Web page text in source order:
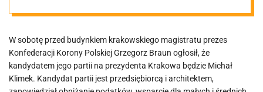
na prezydenta
Krakowa
W sobotę przed budynkiem krakowskiego magistratu prezes
Konfederacji Korony Polskiej Grzegorz Braun ogłosił, że
kandydatem jego partii na prezydenta Krakowa będzie Michał
Klimek. Kandydat partii jest przedsiębiorcą i architektem,